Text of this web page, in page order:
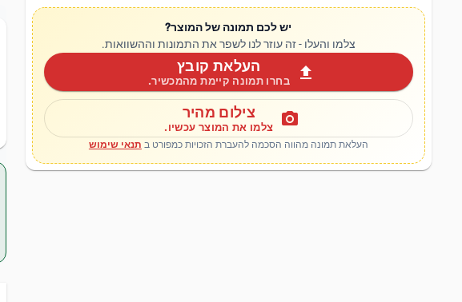
יש לכם תמונה של המוצר?
צלמו והעלו - זה עוזר לנו לשפר את התמונות וההשוואות.
upload העלאת קובץ
בחרו תמונה קיימת מהמכשיר.
photo_camera צילום מהיר
צלמו את המוצר עכשיו.
העלאת תמונה מהווה הסכמה להעברת הזכויות כמפורט ב תנאי שימוש